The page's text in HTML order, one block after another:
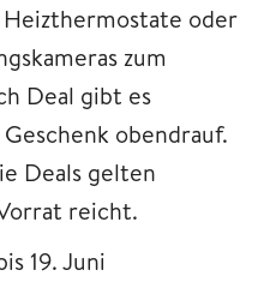
oder
zum
Deal gibt es
obendrauf.
Deals gelten
reicht.
19. Juni